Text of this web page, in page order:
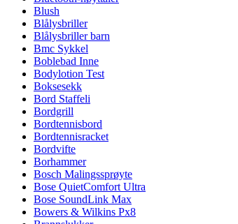
Blush
Blålysbriller
Blålysbriller barn
Bmc Sykkel
Boblebad Inne
Bodylotion Test
Boksesekk
Bord Staffeli
Bordgrill
Bordtennisbord
Bordtennisracket
Bordvifte
Borhammer
Bosch Malingssprøyte
Bose QuietComfort Ultra
Bose SoundLink Max
Bowers & Wilkins Px8